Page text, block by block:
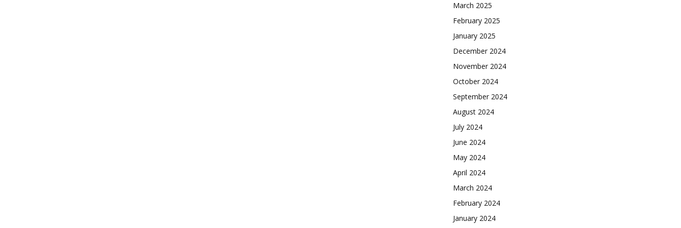
March 2025
February 2025
January 2025
December 2024
November 2024
October 2024
September 2024
August 2024
July 2024
June 2024
May 2024
April 2024
March 2024
February 2024
January 2024